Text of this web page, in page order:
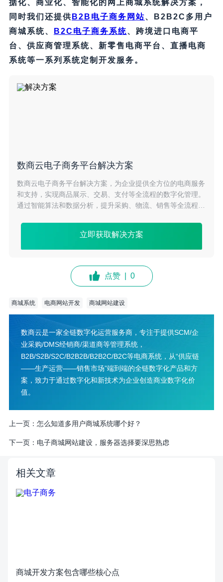
据化、商业化、智能化的网上商城系统解决方案，
同时我们还提供 B2B电子商务网站、B2B2C多用户
商城系统、
B2C电子商务系统、跨境进口电商平
台、供应商管理系统、新零售电商平台、直播电商
系统等一系列系统定制开发服务。
数商云电子商务平台解决方案
数商云电子商务平台解决方案，为企业提供全方位的电商服务
和支持，实现商品展示、交易、支付等全流程的数字化管理。
通过智能算法和数据分析，提升采购、物流、销售等全流程的
立即获取解决方案
点赞 0
商城系统 电商网站开发 商城网站建设
数商云是一家全链数字化运营服务商，专注于提供SCM/企
业采购/DMS经销商/渠道商等管理系统，
B2B/S2B/S2C/B2B2B/B2B2C/B2C等电商系统，从“供应链
——生产运营——销售市场”端到端的全链数字化产品和方
案，致力于通过数字化和新技术为企业创造商业数字化价
值。
上一页： 怎么知道多用户商城系统哪个好？
下一页： 电子商城网站建设，服务器选择要深思熟虑
相关文章
商城开发方案包含哪些核心点